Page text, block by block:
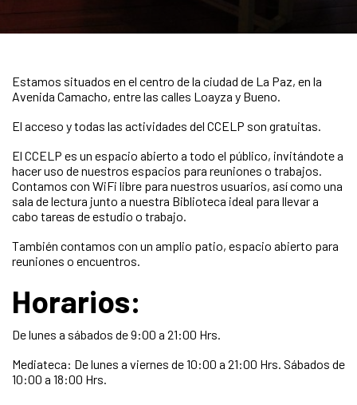
Estamos situados en el centro de la ciudad de La Paz, en la
Avenida Camacho, entre las calles Loayza y Bueno.
El acceso y todas las actividades del CCELP son gratuitas.
El CCELP es un espacio abierto a todo el público, invitándote a
hacer uso de nuestros espacios para reuniones o trabajos.
Contamos con WiFi libre para nuestros usuarios, así como una
sala de lectura junto a nuestra Biblioteca ideal para llevar a
cabo tareas de estudio o trabajo.
También contamos con un amplio patio, espacio abierto para
reuniones o encuentros.
Horarios:
De lunes a sábados de 9:00 a 21:00 Hrs.
Mediateca: De lunes a viernes de 10:00 a 21:00 Hrs. Sábados de
10:00 a 18:00 Hrs.